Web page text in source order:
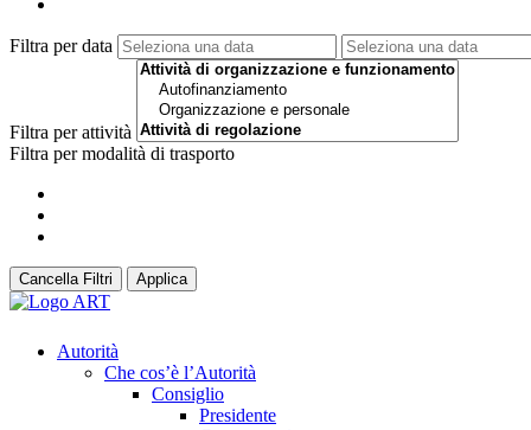
Filtra per data
Filtra per attività
Filtra per modalità di trasporto
Cancella Filtri Applica
Autorità
Che cos’è l’Autorità
Consiglio
Presidente